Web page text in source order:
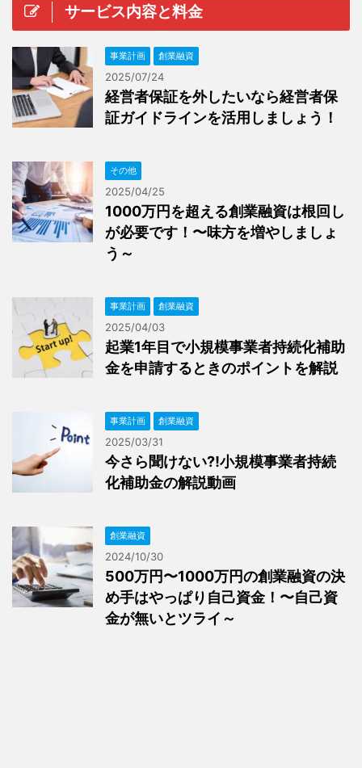
サービス内容と料金
事業計画 創業融資
2025/07/24
経営者保証を外したいなら経営者保
証ガイドラインを活用しましょう！
その他
2025/04/25
1000万円を超える創業融資は根回し
が必要です！〜味方を増やしましょ
う～
事業計画 創業融資
2025/04/03
起業1年目で小規模事業者持続化補助
金を申請するときのポイントを解説
事業計画 創業融資
2025/03/31
今さら聞けない⁈小規模事業者持続
化補助金の解説動画
創業融資
2024/10/30
500万円〜1000万円の創業融資の決
め手はやっぱり自己資金！〜自己資
金が無いとツライ～